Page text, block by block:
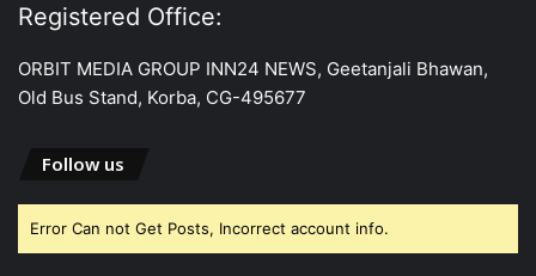
Registered Office:
ORBIT MEDIA GROUP INN24 NEWS, Geetanjali Bhawan,
Old Bus Stand, Korba, CG-495677
Follow us
Error Can not Get Posts, Incorrect account info.